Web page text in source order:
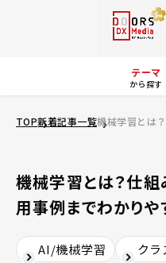
テーマ
から探す
TOP新着記事一覧
機械学習とは？仕
用事例までわかりや
AI/機械学習 クラ